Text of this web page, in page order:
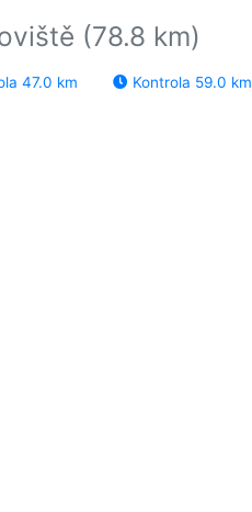
(78.8 km)
47.0 km Kontrola 59.0 km